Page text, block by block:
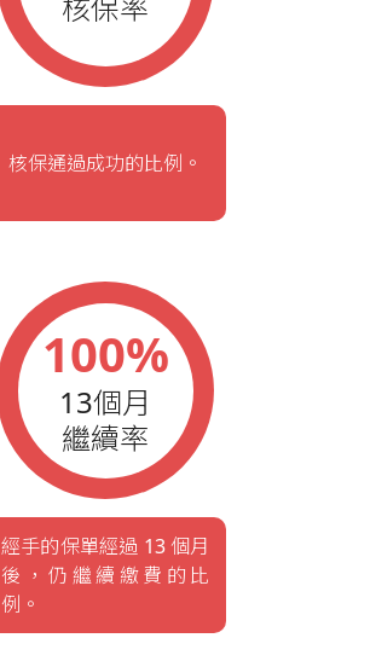
核保通過成功的比例。
100%
13個月
繼續率
經手的保單經過 13 個月
後，仍繼續繳費的比
例。